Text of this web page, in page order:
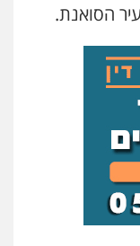
דין
וחקירות
הסואנת.